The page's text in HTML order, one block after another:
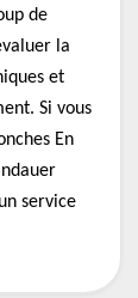
de
la
et
Si vous
En
service